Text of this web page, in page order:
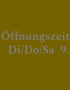
Di/Do/Sa